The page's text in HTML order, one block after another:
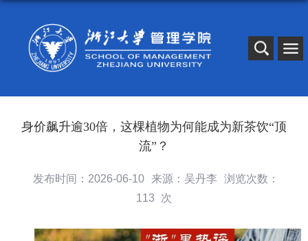
身价飙升逾30倍，这棵植物为何能成为新茶饮“顶
流”？
发布时间：2026-06-10 来源：吴丹李
浏览次数：
113
次